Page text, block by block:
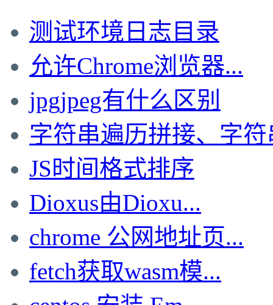
测试环境日志目录
允许Chrome浏览器...
jpgjpeg有什么区别
字符串遍历拼接、字符
JS时间格式排序
Dioxus由Dioxu...
chrome 公网地址页...
fetch获取wasm模...